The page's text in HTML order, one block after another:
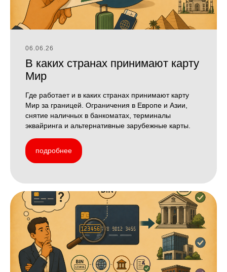
06.06.26
В каких странах принимают карту
Мир
Где работает и в каких странах принимают карту
Мир за границей. Ограничения в Европе и Азии,
снятие наличных в банкоматах, терминалы
эквайринга и альтернативные зарубежные карты.
подробнее